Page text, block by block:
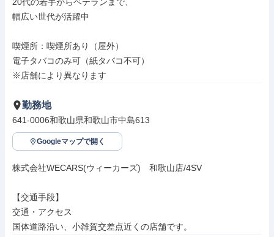
幅広い世代が活躍中
喫煙所：喫煙所あり（屋外）
電子タバコのみ可（紙タバコ不可）
※店舗により異なります
勤務地
641-0006和歌山県和歌山市中島613
Googleマップで開く
株式会社WECARS(ウィーカーズ)　和歌山店/4SV
【交通手段】
交通・アクセス
国体道路沿い、小雑賀交差点近くの店舗です。